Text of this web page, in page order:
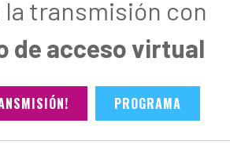
la transmisión con
de acceso virtual
PROGRAMA